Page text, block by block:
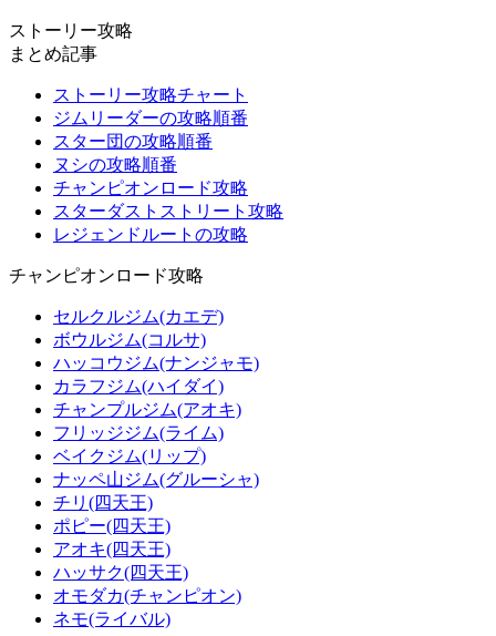
ストーリー攻略
まとめ記事
ストーリー攻略チャート
ジムリーダーの攻略順番
スター団の攻略順番
ヌシの攻略順番
チャンピオンロード攻略
スターダストストリート攻略
レジェンドルートの攻略
チャンピオンロード攻略
セルクルジム(カエデ)
ボウルジム(コルサ)
ハッコウジム(ナンジャモ)
カラフジム(ハイダイ)
チャンプルジム(アオキ)
フリッジジム(ライム)
ベイクジム(リップ)
ナッペ山ジム(グルーシャ)
チリ(四天王)
ポピー(四天王)
アオキ(四天王)
ハッサク(四天王)
オモダカ(チャンピオン)
ネモ(ライバル)